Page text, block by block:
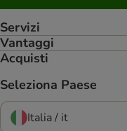
Servizi
Vantaggi
Acquisti
Seleziona Paese
Italia / it